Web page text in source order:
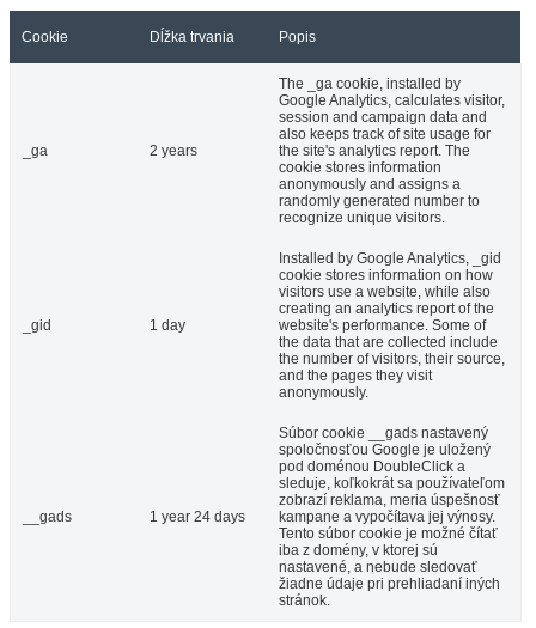
Cookie Dĺžka trvania Popis
_ga 2 years
The _ga cookie, installed by
Google Analytics, calculates visitor,
session and campaign data and
also keeps track of site usage for
the site's analytics report. The
cookie stores information
anonymously and assigns a
randomly generated number to
recognize unique visitors.
_gid 1 day
Installed by Google Analytics, _gid
cookie stores information on how
visitors use a website, while also
creating an analytics report of the
website's performance. Some of
the data that are collected include
the number of visitors, their source,
and the pages they visit
anonymously.
__gads 1 year 24 days
Súbor cookie __gads nastavený
spoločnosťou Google je uložený
pod doménou DoubleClick a
sleduje, koľkokrát sa používateľom
zobrazí reklama, meria úspešnosť
kampane a vypočítava jej výnosy.
Tento súbor cookie je možné čítať
iba z domény, v ktorej sú
nastavené, a nebude sledovať
žiadne údaje pri prehliadaní iných
stránok.